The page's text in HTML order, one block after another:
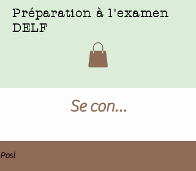
Préparation à l'examen
DELF
Se connecter
Post